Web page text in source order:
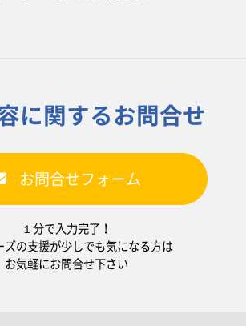
に関するお問合せ
お問合せフォーム
１分で入力完了！
ズの支援が少しでも気になる方は
お気軽にお問合せ下さい